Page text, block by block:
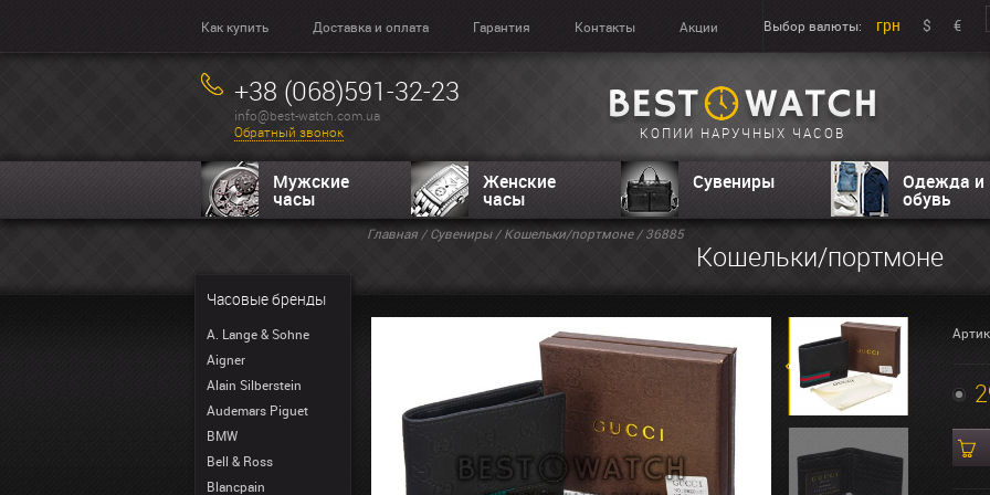
Как купить Доставка и оплата Гарантия Контакты Акции Выбор валюты: грн $ €
+38 (068)591-32-23
info@best-watch.com.ua
Обратный звонок
КОПИИ НАРУЧНЫХ ЧАСОВ
Мужские
часы
Женские
часы
Сувениры Одежда и
обувь
Часовые бренды
A. Lange & Sohne
Aigner
Alain Silberstein
Audemars Piguet
BMW
Bell & Ross
Blancpain
Главная/Сувениры/Кошельки/портмоне/ 36885
Кошельки/портмоне